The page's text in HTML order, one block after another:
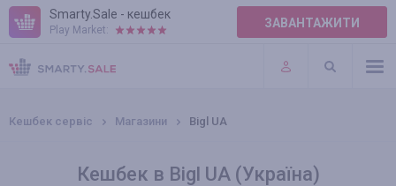
Smarty.Sale - кешбек
Play Market: ЗАВАНТАЖИТИ
ПРАВИЛА
ПЛАГІНИ
Кешбек сервіс Магазини Bigl UA
Кешбек в Bigl UA (Україна)